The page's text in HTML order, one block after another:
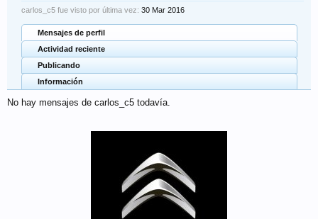
carlos_c5 fue visto por última vez: 30 Mar 2016
Mensajes de perfil
Actividad reciente
Publicando
Información
No hay mensajes de carlos_c5 todavía.